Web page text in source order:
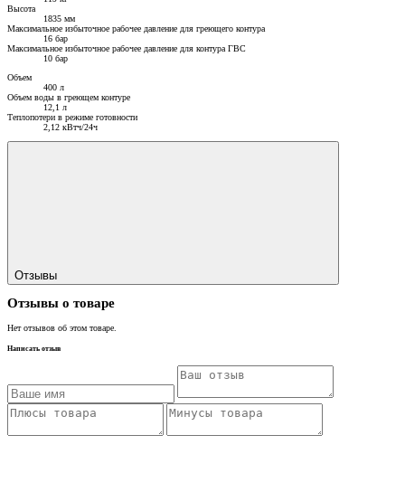
Высота
1835 мм
Максимальное избыточное рабочее давление для греющего контура
16 бар
Максимальное избыточное рабочее давление для контура ГВС
10 бар
Объем
400 л
Объем воды в греющем контуре
12,1 л
Теплопотери в режиме готовности
2,12 кВтч/24ч
Отзывы
Отзывы о товаре
Нет отзывов об этом товаре.
Написать отзыв